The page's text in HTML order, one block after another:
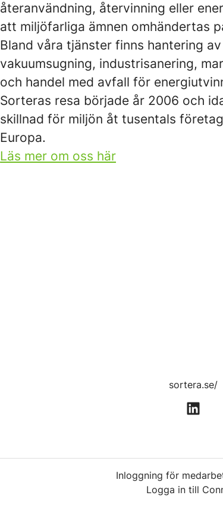
återanvändning, återvinning eller
att miljöfarliga ämnen omhändertas
Bland våra tjänster finns hantering
vakuumsugning, industrisanering,
och handel med avfall för
Sorteras resa började år 2006 och
skillnad för miljön åt tusentals
Europa.
Läs mer om oss här
sortera.se/
Inloggning för
Logga in till